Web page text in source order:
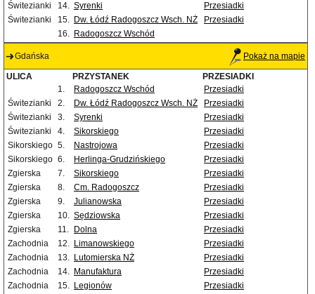
Świtezianki
14. Syrenki
Przesiadki
Świtezianki
15. Dw. Łódź Radogoszcz Wsch. NŻ
Przesiadki
16. Radogoszcz Wschód
Gdańska Pokaż na mapie
ULICA PRZYSTANEK
PRZESIADKI
1.
Radogoszcz Wschód
Przesiadki
Świtezianki
2. Dw. Łódź Radogoszcz Wsch. NŻ
Przesiadki
Świtezianki
3. Syrenki
Przesiadki
Świtezianki
4. Sikorskiego
Przesiadki
Sikorskiego 5. Nastrojowa
Przesiadki
Sikorskiego 6. Herlinga-Grudzińskiego
Przesiadki
Zgierska
7. Sikorskiego
Przesiadki
Zgierska
8. Cm. Radogoszcz
Przesiadki
Zgierska
9. Julianowska
Przesiadki
Zgierska
10. Sędziowska
Przesiadki
Zgierska
11. Dolna
Przesiadki
Zachodnia
12. Limanowskiego
Przesiadki
Zachodnia
13. Lutomierska NŻ
Przesiadki
Zachodnia
14. Manufaktura
Przesiadki
Zachodnia
15. Legionów Przesiadki